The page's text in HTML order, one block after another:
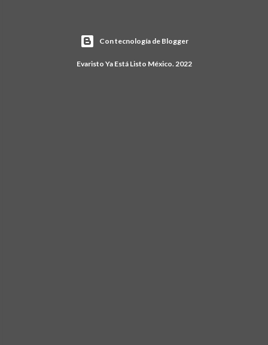
Con tecnología de Blogger
Evaristo Ya Está Listo México. 2022